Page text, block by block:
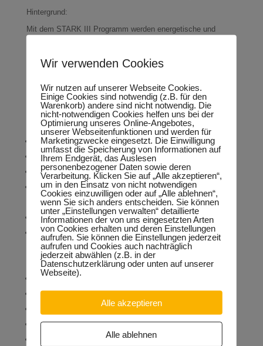
Hintergrund:
Mit dem STARK III Programm werden energetische und
allgemeine Sanierungen vorrangig von Schulen und
Einrichtungen durch EU und Land gefördert. Die Sanierung
der Schulen in der Waldstadt Silberhöhe war regelmäßig
Ministerpräsident Reiner Haseloff im April 2018 einen
Eindruck vom Schulalltag bei einem Besuch vor Ort
verschafft.
Geplante Maßnahmen energetische Sanierung u.a.
Wärmedämmung von Fassade und Dach
Neue wärmegedämmte Außentür
Neue 3-fach verglaste Fenster
Außenliegender Sonnenschutz an Süd-, Ost- und
Westfassade
Neue Heizkörper und Heizungsleitungen
LED-Beleuchtung im gesamten Gebäude
Geplante Maßnahmen allgemeine Sanierung u.a.
Einbau eines Aufzuges
Neue Eingangstreppe, neue Treppengeländer im Gebäude
Erneuerung WC-Anlagen
Akustikdecken in den Unterrichtsräumen
Wir verwenden Cookies
Wir nutzen auf unserer Webseite Cookies.
Einige Cookies sind notwendig (z.B. für den
Warenkorb) andere sind nicht notwendig. Die
nicht-notwendigen Cookies helfen uns bei der
Optimierung unseres Online-Angebotes,
unserer Webseitenfunktionen und werden für
Marketingzwecke eingesetzt. Die Einwilligung
umfasst die Speicherung von Informationen auf
Ihrem Endgerät, das Auslesen
personenbezogener Daten sowie deren
Verarbeitung. Klicken Sie auf „Alle akzeptieren“,
um in den Einsatz von nicht notwendigen
Cookies einzuwilligen oder auf „Alle ablehnen“,
wenn Sie sich anders entscheiden. Sie können
unter „Einstellungen verwalten“ detaillierte
Informationen der von uns eingesetzten Arten
von Cookies erhalten und deren Einstellungen
aufrufen. Sie können die Einstellungen jederzeit
aufrufen und Cookies auch nachträglich
jederzeit abwählen (z.B. in der
Datenschutzerklärung oder unten auf unserer
Webseite).
Alle akzeptieren
Alle ablehnen